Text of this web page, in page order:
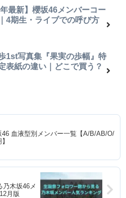
年最新】櫻坂46メンバーコー
4期生・ライブでの呼び方
1st写真集『果実の歩幅』特
表紙の違い｜どこで買う？
46 血液型別メンバー一覧【A/B/AB/O/
乃木坂46メ
月版